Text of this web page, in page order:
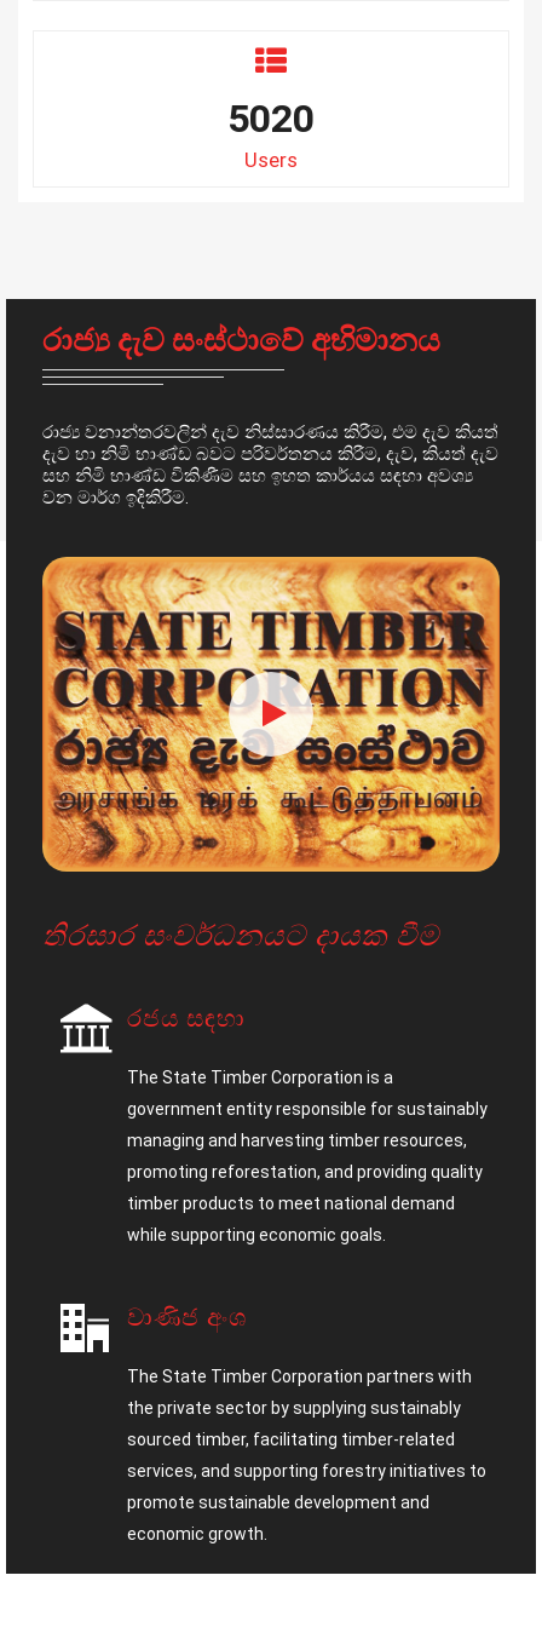
5020
Users
රාජ්‍ය දැව සංස්ථාවේ අභිමානය
රාජ්‍ය වනාන්තරවලින් දැව නිස්සාරණය කිරීම, එම දැව කියත්
දැව හා නිමි භාණ්ඩ බවට පරිවර්තනය කිරීම, දැව, කියත් දැව
සහ නිමි භාණ්ඩ විකිණීම සහ ඉහත කාර්යය සඳහා අවශ්‍ය
වන මාර්ග ඉදිකිරීම.
තිරසාර සංවර්ධනයට දායක වීම
රජය සඳහා
The State Timber Corporation is a
government entity responsible for sustainably
managing and harvesting timber resources,
promoting reforestation, and providing quality
timber products to meet national demand
while supporting economic goals.
වාණිජ අංශ
The State Timber Corporation partners with
the private sector by supplying sustainably
sourced timber, facilitating timber-related
services, and supporting forestry initiatives to
promote sustainable development and
economic growth.